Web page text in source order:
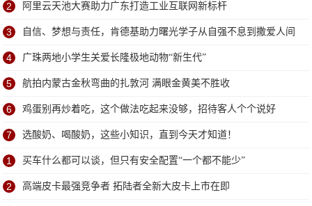
2 阿里云天池大赛助力广东打造工业互联网新标杆
3 自信、梦想与责任，肯德基助力曙光学子从自强不息到撒爱人间
4 广珠两地小学生关爱长隆极地动物“新生代”
5 航拍内蒙古金秋弯曲的扎敦河 满眼金黄美不胜收
6 鸡蛋别再炒着吃，这个做法吃起来没够，招待客人个个说好
7 选酸奶、喝酸奶，这些小知识，直到今天才知道！
1 买车什么都可以谈，但只有安全配置“一个都不能少”
2 高端皮卡最强竞争者 拓陆者全新大皮卡上市在即